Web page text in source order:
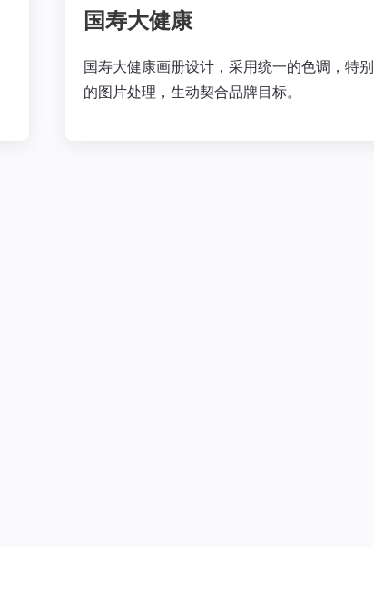
国寿大健康
国寿大健康画册设计，采用统一的色调，特别
的图片处理，生动契合品牌目标。